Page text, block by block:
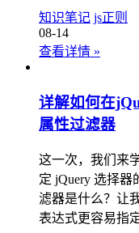
知识笔记 js正则
08-14
查看详情 »
详解如何在
属性过滤器
这一次，我们来
定 jQuery 选择
滤器是什么？让
表达式更容易指